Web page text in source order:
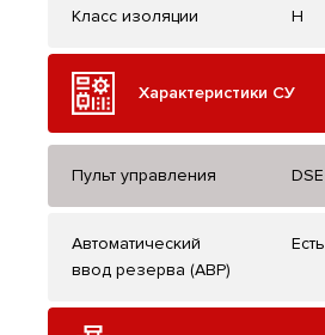
Класс изоляции H
Характеристики СУ
Пульт управления DSE
Автоматический
ввод резерва (АВР)
Есть